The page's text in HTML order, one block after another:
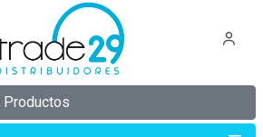
Productos